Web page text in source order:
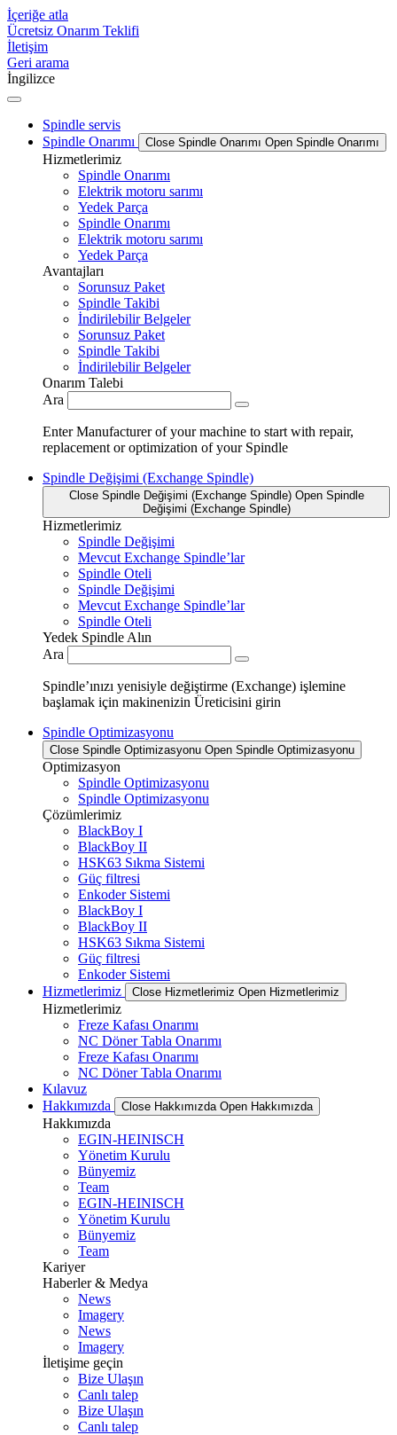
İçeriğe atla
Ücretsiz Onarım Teklifi
İletişim
Geri arama
İngilizce
Spindle servis
Spindle Onarımı
Close Spindle Onarımı Open Spindle Onarımı
Hizmetlerimiz
Spindle Onarımı
Elektrik motoru sarımı
Yedek Parça
Spindle Onarımı
Elektrik motoru sarımı
Yedek Parça
Avantajları
Sorunsuz Paket
Spindle Takibi
İndirilebilir Belgeler
Sorunsuz Paket
Spindle Takibi
İndirilebilir Belgeler
Onarım Talebi
Ara
Enter Manufacturer of your machine to start with repair,
replacement or optimization of your Spindle
Spindle Değişimi (Exchange Spindle)
Close Spindle Değişimi (Exchange Spindle) Open Spindle
Değişimi (Exchange Spindle)
Hizmetlerimiz
Spindle Değişimi
Mevcut Exchange Spindle’lar
Spindle Oteli
Spindle Değişimi
Mevcut Exchange Spindle’lar
Spindle Oteli
Yedek Spindle Alın
Ara
Spindle’ınızı yenisiyle değiştirme (Exchange) işlemine
başlamak için makinenizin Üreticisini girin
Spindle Optimizasyonu
Close Spindle Optimizasyonu Open Spindle Optimizasyonu
Optimizasyon
Spindle Optimizasyonu
Spindle Optimizasyonu
Çözümlerimiz
BlackBoy I
BlackBoy II
HSK63 Sıkma Sistemi
Güç filtresi
Enkoder Sistemi
BlackBoy I
BlackBoy II
HSK63 Sıkma Sistemi
Güç filtresi
Enkoder Sistemi
Hizmetlerimiz
Close Hizmetlerimiz Open Hizmetlerimiz
Hizmetlerimiz
Freze Kafası Onarımı
NC Döner Tabla Onarımı
Freze Kafası Onarımı
NC Döner Tabla Onarımı
Kılavuz
Hakkımızda
Close Hakkımızda Open Hakkımızda
Hakkımızda
EGIN-HEINISCH
Yönetim Kurulu
Bünyemiz
Team
EGIN-HEINISCH
Yönetim Kurulu
Bünyemiz
Team
Kariyer
Haberler & Medya
News
Imagery
News
Imagery
İletişime geçin
Bize Ulaşın
Canlı talep
Bize Ulaşın
Canlı talep